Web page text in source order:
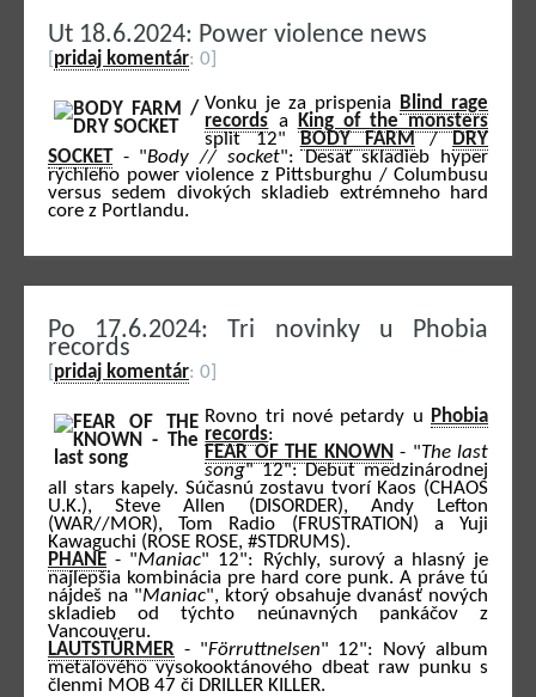
Ut 18.6.2024: Power violence news
pridaj komentár: 0]
Vonku je za prispenia Blind rage
records a
King of the monsters
split 12"BODY FARM/DRY
SOCKET- "Body // socket": Desať skladieb hyper
rýchleho power violence z Pittsburghu / Columbusu
versus sedem divokých skladieb extrémneho hard
core z Portlandu.
Po 17.6.2024: Tri novinky u Phobia
records
pridaj komentár: 0]
Rovno tri nové petardy u Phobia
records:
FEAR OF THE KNOWN - "The last
song" 12": Debut medzinárodnej
all stars kapely. Súčasnú zostavu tvorí Kaos (CHAOS
U.K.), Steve Allen (DISORDER), Andy Lefton
(WAR//MOR), Tom Radio (FRUSTRATION) a Yuji
Kawaguchi (ROSE ROSE, #STDRUMS).
PHANE - "Maniac" 12": Rýchly, surový a hlasný je
najlepšia kombinácia pre hard core punk. A práve tú
nájdeš na "Maniac", ktorý obsahuje dvanásť nových
skladieb od týchto neúnavných pankáčov z
Vancouveru.
LAUTSTÜRMER - "Förruttnelsen" 12": Nový album
metalového vysokooktánového dbeat raw punku s
členmi MOB 47 či DRILLER KILLER.